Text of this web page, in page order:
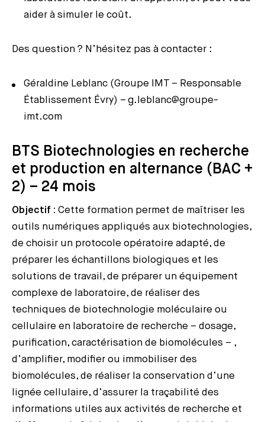
aider à simuler le coût.
Des question ? N’hésitez pas à contacter :
Géraldine Leblanc (Groupe IMT – Responsable
Établissement Évry) – g.leblanc@groupe-
imt.com
BTS Biotechnologies en recherche
et production en alternance (BAC +
2) – 24 mois
Objectif : Cette formation permet de maîtriser les
outils numériques appliqués aux biotechnologies,
de choisir un protocole opératoire adapté, de
préparer les échantillons biologiques et les
solutions de travail, de préparer un équipement
complexe de laboratoire, de réaliser des
techniques de biotechnologie moléculaire ou
cellulaire en laboratoire de recherche – dosage,
purification, caractérisation de biomolécules – ,
d’amplifier, modifier ou immobiliser des
biomolécules, de réaliser la conservation d’une
lignée cellulaire, d’assurer la traçabilité des
informations utiles aux activités de recherche et